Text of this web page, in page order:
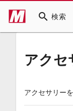
search 検索
アクセ
アクセサリー